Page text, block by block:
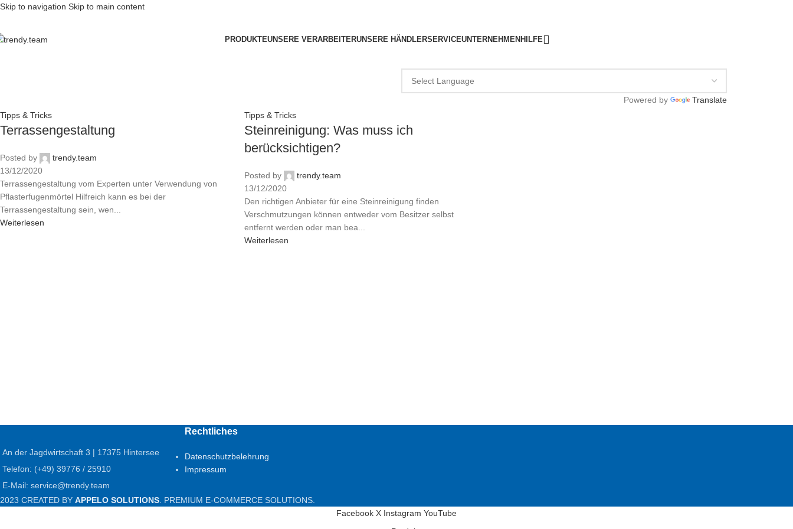
Skip to navigation Skip to main content
PRODUKTEUNSERE VERARBEITERUNSERE HÄNDLERSERVICEUNTERNEHMEN HILFE
Powered by
Translate
Tipps & Tricks
Terrassengestaltung
Posted by
trendy.team
13/12/2020
Terrassengestaltung vom Experten unter Verwendung von
Pflasterfugenmörtel Hilfreich kann es bei der
Terrassengestaltung sein, wen...
Weiterlesen
Tipps & Tricks
Steinreinigung: Was muss ich
berücksichtigen?
Posted by
trendy.team
13/12/2020
Den richtigen Anbieter für eine Steinreinigung finden
Verschmutzungen können entweder vom Besitzer selbst
entfernt werden oder man bea...
Weiterlesen
An der Jagdwirtschaft 3 | 17375 Hintersee
Telefon: (+49) 39776 / 25910
E-Mail: service@trendy.team
Rechtliches
Datenschutzbelehrung
Impressum
2023 CREATED BY APPELO SOLUTIONS . PREMIUM E-COMMERCE SOLUTIONS.
Facebook X Instagram YouTube